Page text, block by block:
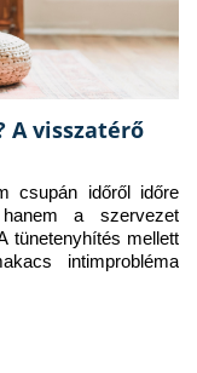
visszatérő
csupán időről időre
hanem a szervezet
tünetenyhítés mellett
intimprobléma